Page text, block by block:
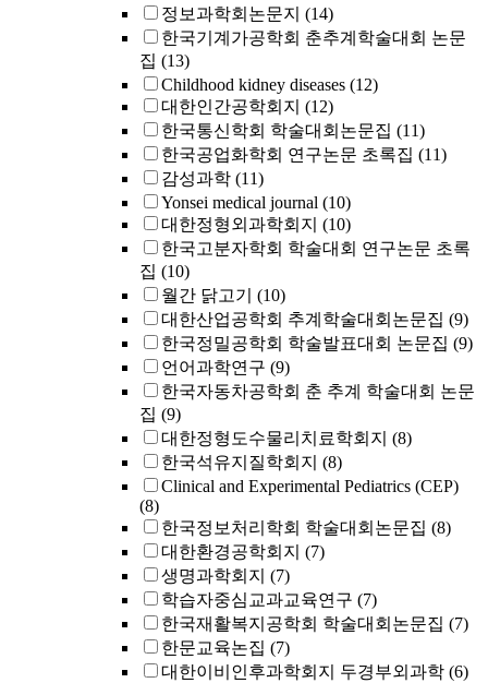
정보과학회논문지 (14)
한국기계가공학회 춘추계학술대회 논문
집 (13)
Childhood kidney diseases (12)
대한인간공학회지 (12)
한국통신학회 학술대회논문집 (11)
한국공업화학회 연구논문 초록집 (11)
감성과학 (11)
Yonsei medical journal (10)
대한정형외과학회지 (10)
한국고분자학회 학술대회 연구논문 초록
집 (10)
월간 닭고기
(10)
대한산업공학회 추계학술대회논문집 (9)
한국정밀공학회 학술발표대회 논문집 (9)
언어과학연구 (9)
한국자동차공학회 춘 추계 학술대회 논문
집 (9)
대한정형도수물리치료학회지 (8)
한국석유지질학회지 (8)
Clinical and Experimental Pediatrics (CEP)
(8)
한국정보처리학회 학술대회논문집 (8)
대한환경공학회지 (7)
생명과학회지 (7)
학습자중심교과교육연구 (7)
한국재활복지공학회 학술대회논문집 (7)
한문교육논집 (7)
대한이비인후과학회지 두경부외과학 (6)